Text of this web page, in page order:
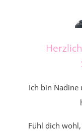
Ich bin Nadine
Fühl dich